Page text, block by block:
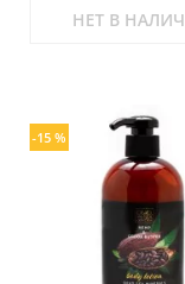
НЕТ В
-15 %